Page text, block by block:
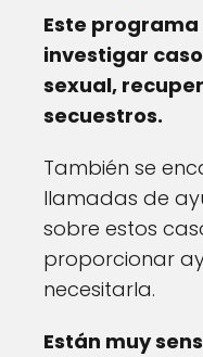
Este
investigar
sexual,
secuestros.
También se
llamadas de
sobre estos
proporcionar
necesitarla.
Están muy